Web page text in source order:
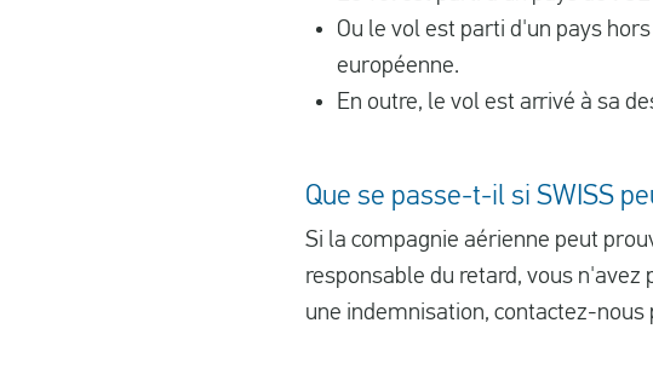
Ou le vol est parti d'un pays
européenne.
En outre, le vol est arrivé à sa
Que se passe-t-il si SWISS
Si la compagnie aérienne peut
responsable du retard, vous
une indemnisation, contactez-